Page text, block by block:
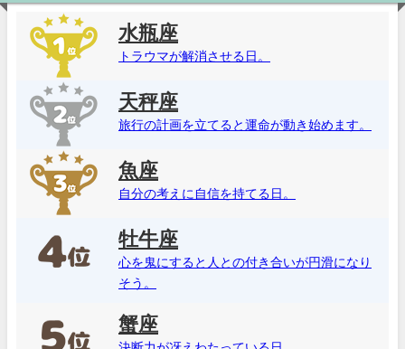
水瓶座
トラウマが解消させる日。
天秤座
旅行の計画を立てると運命が動き始めます。
魚座
自分の考えに自信を持てる日。
牡牛座
心を鬼にすると人との付き合いが円滑になり
そう。
蟹座